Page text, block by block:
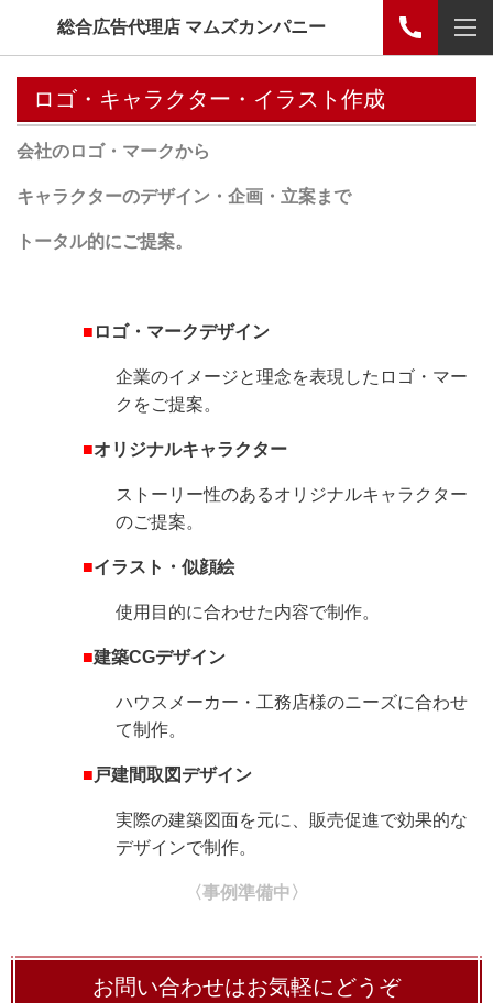
総合広告代理店 マムズカンパニー
ロゴ・キャラクター・イラスト作成
会社のロゴ・マークから
キャラクターのデザイン・企画・立案まで
トータル的にご提案。
■ ロゴ・マークデザイン
企業のイメージと理念を表現したロゴ・マー
クをご提案。
■オリジナルキャラクター
ストーリー性のあるオリジナルキャラクター
のご提案。
■イラスト・似顔絵
使用目的に合わせた内容で制作。
■建築CGデザイン
ハウスメーカー・工務店様のニーズに合わせ
て制作。
■ 戸建間取図デザイン
実際の建築図面を元に、販売促進で効果的な
デザインで制作。
〈事例準備中 〉
お問い合わせはお気軽にどうぞ